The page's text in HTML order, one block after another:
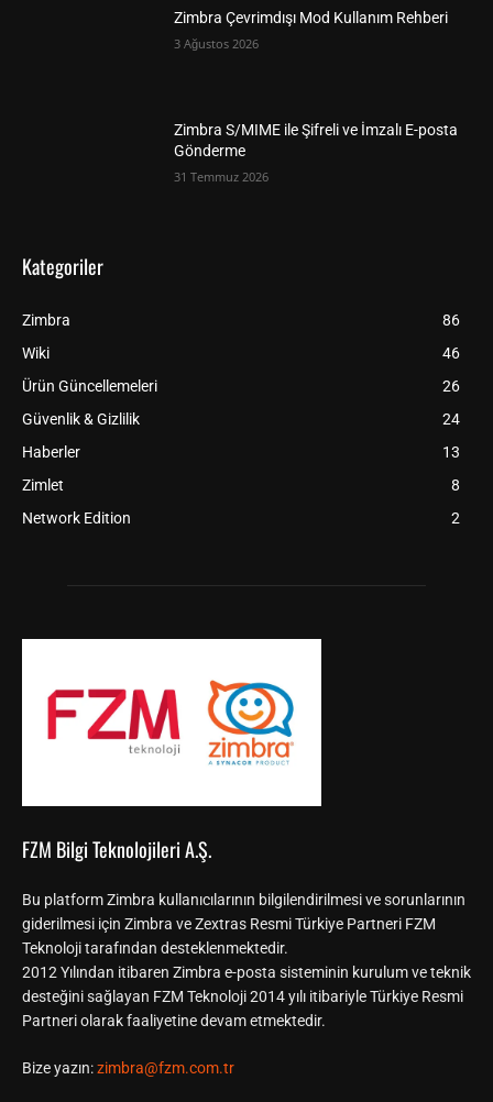
Zimbra Çevrimdışı Mod Kullanım Rehberi
3 Ağustos 2026
Zimbra S/MIME ile Şifreli ve İmzalı E-posta
Gönderme
31 Temmuz 2026
Kategoriler
Zimbra
86
Wiki
46
Ürün Güncellemeleri
26
Güvenlik & Gizlilik
24
Haberler
13
Zimlet
8
Network Edition
2
FZM Bilgi Teknolojileri A.Ş.
Bu platform Zimbra kullanıcılarının bilgilendirilmesi ve sorunlarının
giderilmesi için Zimbra ve Zextras Resmi Türkiye Partneri FZM
Teknoloji tarafından desteklenmektedir.
2012 Yılından itibaren Zimbra e-posta sisteminin kurulum ve teknik
desteğini sağlayan FZM Teknoloji 2014 yılı itibariyle Türkiye Resmi
Partneri olarak faaliyetine devam etmektedir.
Bize yazın:zimbra@fzm.com.tr